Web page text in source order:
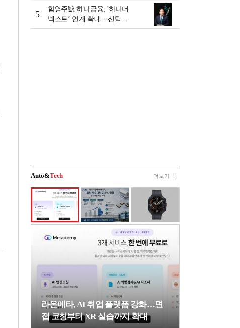
5
함영주號 하나금융, '하나더
넥스트‘ 연계 확대…신탁수
수료 2배 증가 효과 [금융 시
Auto&Tech 더보기
라온메타, AI 취업 플랫폼 강화…면
접 코칭부터 XR 실습까지 확대